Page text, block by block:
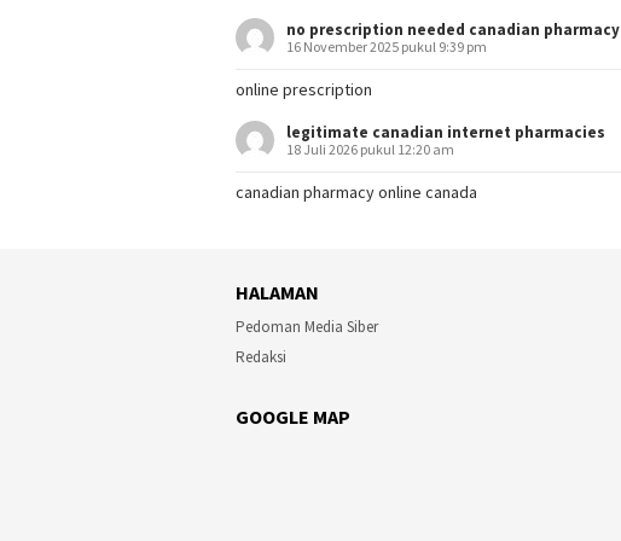
no prescription needed canadian pharmacy
16 November 2025 pukul 9:39 pm
online prescription
legitimate canadian internet pharmacies
18 Juli 2026 pukul 12:20 am
canadian pharmacy online canada
HALAMAN
Pedoman Media Siber
Redaksi
GOOGLE MAP